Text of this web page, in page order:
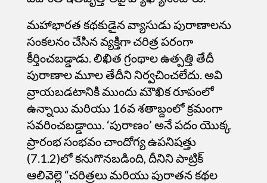
మహాభారత కథకుడైన వ్యాసుడు పురాణాలను
సంకలనం చేసిన వ్యక్తిగా చరిత్ర పరంగా
కీర్తించబడ్డాడు. లిఖిత గ్రంథాల ఉత్పత్తి తేదీ
పురాణాల మూల తేదీని నిర్వచించలేదు. అవి
వ్రాయబడటానికి ముందు మౌఖిక రూపంలో
ఉన్నాయి మరియు 16వ శతాబ్దంలో క్రమంగా
సవరించబడ్డాయి. ‘పురాణం’ అనే పదం యొక్క
ప్రారంభ సంభవం చాందోగ్య ఉపనిషత్తు
(7.1.2)లో కనుగొనబడింది, దీనిని పాట్రిక్
ఆలివెల్లె “చరిత్రలు మరియు పురాతన కథల